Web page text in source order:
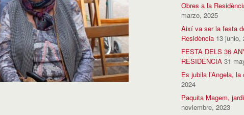
Obres a la
marzo, 2025
Així va ser la festa
Residència 13 junio,
FESTA DELS 36
RESIDÈNCIA 31
Es jubila l’Angela, la
2024
Paquita Magem,
noviembre, 2023